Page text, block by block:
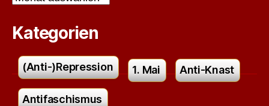
Kategorien
(Anti-)Repression 1. Mai Anti-Knast
Antifaschismus